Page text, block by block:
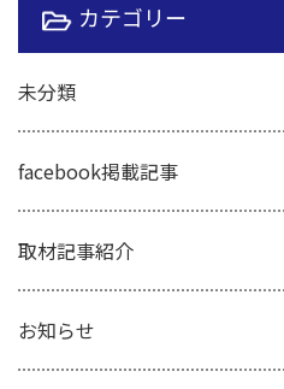
カテゴリー
未分類
facebook掲載記事
取材記事紹介
お知らせ